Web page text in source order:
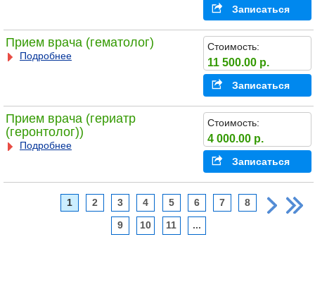
Записаться
Прием врача (гематолог)
Подробнее
Стоимость:
11 500.00 р.
Записаться
Прием врача (гериатр
(геронтолог))
Подробнее
Стоимость:
4 000.00 р.
Записаться
1 2 3 4 5 6 7 8
9 10 11 ...